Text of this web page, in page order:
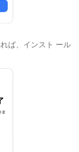
ば、インスト ール